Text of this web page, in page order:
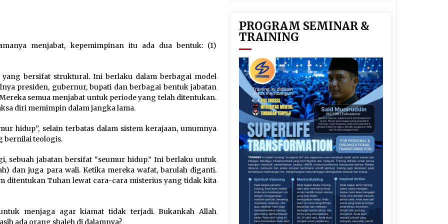
menjabat, kepemimpinan itu ada dua bentuk: (1)
bersifat struktural. Ini berlaku dalam berbagai model
presiden, gubernur, bupati dan berbagai bentuk jabatan
semua menjabat untuk periode yang telah ditentukan.
diri memimpin dalam jangka lama.
hidup”, selain terbatas dalam sistem kerajaan, umumnya
bernilai teologis.
sebuah jabatan bersifat “seumur hidup.” Ini berlaku untuk
dan juga para wali. Ketika mereka wafat, barulah diganti.
ditentukan Tuhan lewat cara-cara misterius yang tidak kita
menjaga agar kiamat tidak terjadi. Bukankah Allah
ada orang shaleh di dalamnya?
PROGRAM SEMINAR &
TRAINING